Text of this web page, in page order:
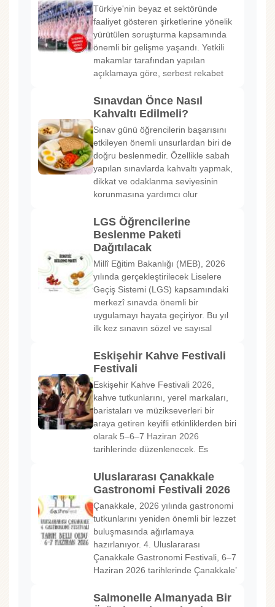
Türkiye'nin beyaz et sektöründe
faaliyet gösteren şirketlerine yönelik
yürütülen soruşturma kapsamında
önemli bir gelişme yaşandı. Yetkili
makamlar tarafından yapılan
açıklamaya göre, serbest rekabet
Sınavdan Önce Nasıl
Kahvaltı Edilmeli?
Sınav günü öğrencilerin başarısını
etkileyen önemli unsurlardan biri de
doğru beslenmedir. Özellikle sabah
yapılan sınavlarda kahvaltı yapmak,
dikkat ve odaklanma seviyesinin
korunmasına yardımcı olur
LGS Öğrencilerine
Beslenme Paketi
Dağıtılacak
Millî Eğitim Bakanlığı (MEB), 2026
yılında gerçekleştirilecek Liselere
Geçiş Sistemi (LGS) kapsamındaki
merkezî sınavda önemli bir
uygulamayı hayata geçiriyor. Bu yıl
ilk kez sınavın sözel ve sayısal
Eskişehir Kahve Festivali
Festivali
Eskişehir Kahve Festivali 2026,
kahve tutkunlarını, yerel markaları,
baristaları ve müzikseverleri bir
araya getiren keyifli etkinliklerden biri
olarak 5–6–7 Haziran 2026
tarihlerinde düzenlenecek. Es
Uluslararası Çanakkale
Gastronomi Festivali 2026
Çanakkale, 2026 yılında gastronomi
tutkunlarını yeniden önemli bir lezzet
buluşmasında ağırlamaya
hazırlanıyor. 4. Uluslararası
Çanakkale Gastronomi Festivali, 6–7
Haziran 2026 tarihlerinde Çanakkale’
Salmonelle Almanyada Bir